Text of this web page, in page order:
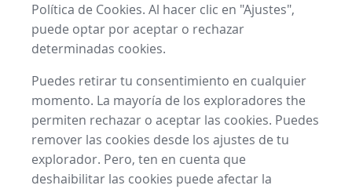
Política de Cookies. Al hacer clic en "Ajustes",
puede optar por aceptar o rechazar
determinadas cookies.
Puedes retirar tu consentimiento en cualquier
momento. La mayoría de los exploradores the
permiten rechazar o aceptar las cookies. Puedes
remover las cookies desde los ajustes de tu
explorador. Pero, ten en cuenta que
deshaibilitar las cookies puede afectar la